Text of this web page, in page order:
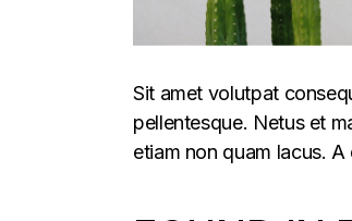
Sit amet volutpat
pellentesque. Netus et
etiam non quam lacus.